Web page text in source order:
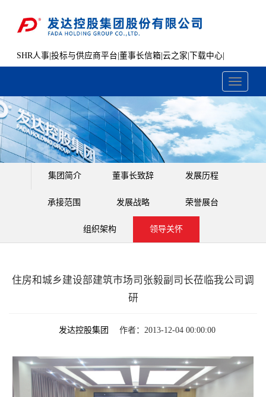
SHR人事 投标与供应商平台 董事长信箱 云之家 下载中心
Toggle
集团简介 董事长致辞 发展历程
承接范围 发展战略 荣誉展台
组织架构 领导关怀
住房和城乡建设部建筑市场司张毅副司长莅临我公司调
研
发达控股集团 作者：2013-12-04 00:00:00